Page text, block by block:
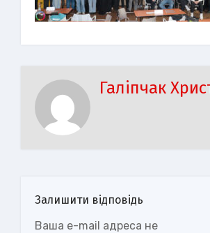
Галіпчак
Залишити відповідь
Ваша e-mail адреса не